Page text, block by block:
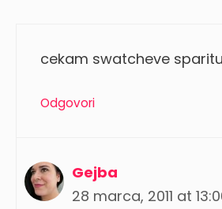
cekam swatcheve
Odgovori
Gejba
28 marca, 2011 at